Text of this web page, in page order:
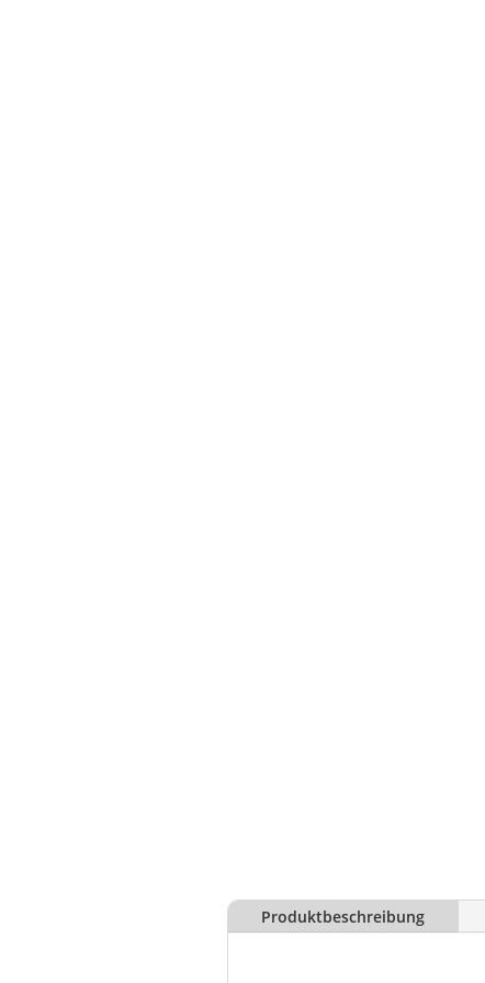
Produktbeschreibung